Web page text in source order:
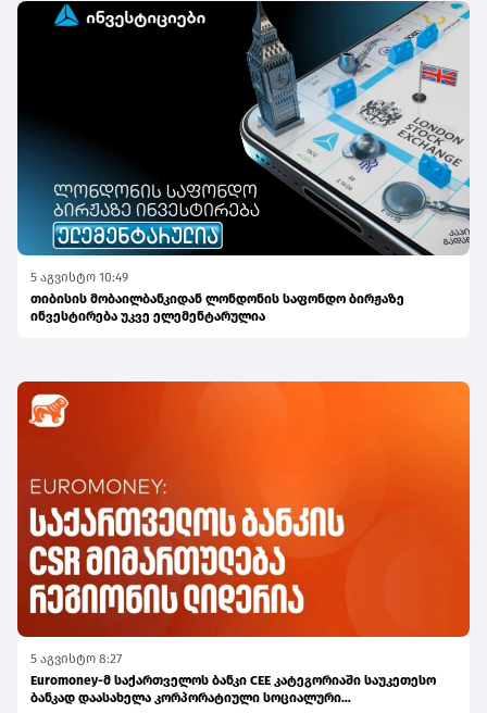
5 აგვისტო 10:49
თიბისის მობაილბანკიდან ლონდონის საფონდო ბირჟაზე
ინვესტირება უკვე ელემენტარულია
5 აგვისტო 8:27
Euromoney-მ საქართველოს ბანკი CEE კატეგორიაში საუკეთესო
ბანკად დაასახელა კორპორატიული სოციალური